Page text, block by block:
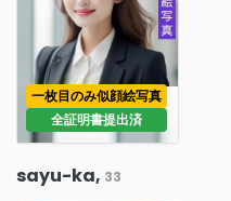
一枚目のみ似顔絵写真
全証明書提出済
sayu-ka, 33